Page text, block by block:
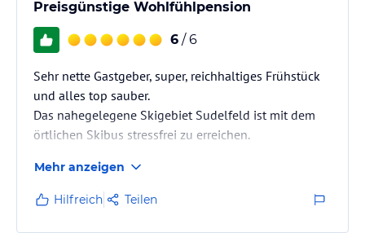
Preisgünstige Wohlfühlpension
6 / 6
Sehr nette Gastgeber, super, reichhaltiges Frühstück
und alles top sauber.
Das nahegelegene Skigebiet Sudelfeld ist mit dem
örtlichen Skibus stressfrei zu erreichen.
Mehr anzeigen
Hilfreich Teilen